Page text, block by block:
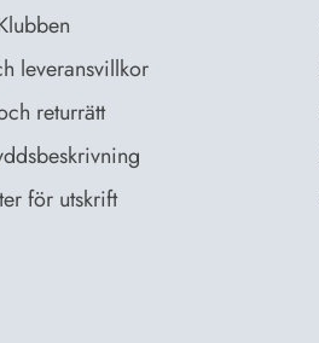
leveransvillkor
returrätt
för utskrift